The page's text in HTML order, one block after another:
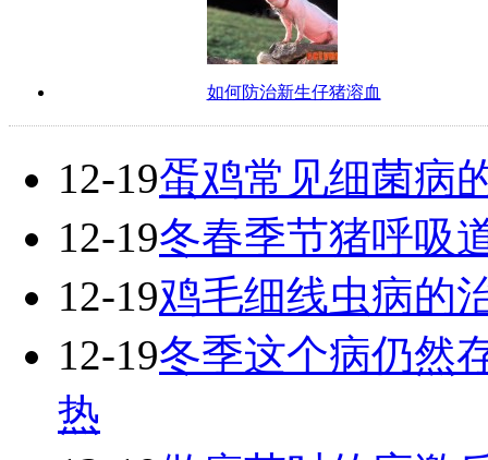
如何防治新生仔猪溶血
12-19蛋鸡常见细菌病
12-19冬春季节猪呼吸
12-19鸡毛细线虫病的
12-19冬季这个病仍然
热